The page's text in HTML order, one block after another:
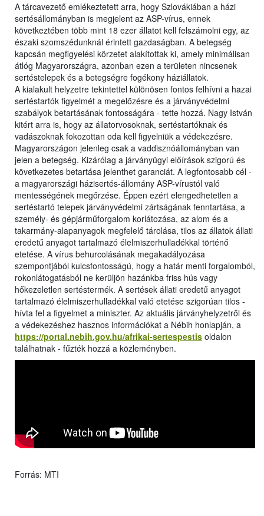
A tárcavezető emlékeztetett arra, hogy Szlovákiában a házi
sertésállományban is megjelent az ASP-vírus, ennek
következtében több mint 18 ezer állatot kell felszámolni egy, az
északi szomszédunknál érintett gazdaságban. A betegség
kapcsán megfigyelési körzetet alakítottak ki, amely minimálisan
átlóg Magyarországra, azonban ezen a területen nincsenek
sertéstelepek és a betegségre fogékony háziállatok.
A kialakult helyzetre tekintettel különösen fontos felhívni a hazai
sertéstartók figyelmét a megelőzésre és a járványvédelmi
szabályok betartásának fontosságára - tette hozzá. Nagy István
kitért arra is, hogy az állatorvosoknak, sertéstartóknak és
vadászoknak fokozottan oda kell figyelniük a védekezésre.
Magyarországon jelenleg csak a vaddisznóállományban van
jelen a betegség. Kizárólag a járványügyi előírások szigorú és
következetes betartása jelenthet garanciát. A legfontosabb cél -
a magyarországi házisertés-állomány ASP-vírustól való
mentességének megőrzése. Éppen ezért elengedhetetlen a
sertéstartó telepek járványvédelmi zártságának fenntartása, a
személy- és gépjárműforgalom korlátozása, az alom és a
takarmány-alapanyagok megfelelő tárolása, tilos az állatok állati
eredetű anyagot tartalmazó élelmiszerhulladékkal történő
etetése. A vírus behurcolásának megakadályozása
szempontjából kulcsfontosságú, hogy a határ menti forgalomból,
rokonlátogatásból ne kerüljön hazánkba friss hús vagy
hőkezeletlen sertéstermék. A sertések állati eredetű anyagot
tartalmazó élelmiszerhulladékkal való etetése szigorúan tilos -
hívta fel a figyelmet a miniszter. Az aktuális járványhelyzetről és
a védekezéshez hasznos információkat a Nébih honlapján, a
https://portal.nebih.gov.hu/afrikai-sertespestis oldalon
találhatnak - fűzték hozzá a közleményben.
Forrás: MTI